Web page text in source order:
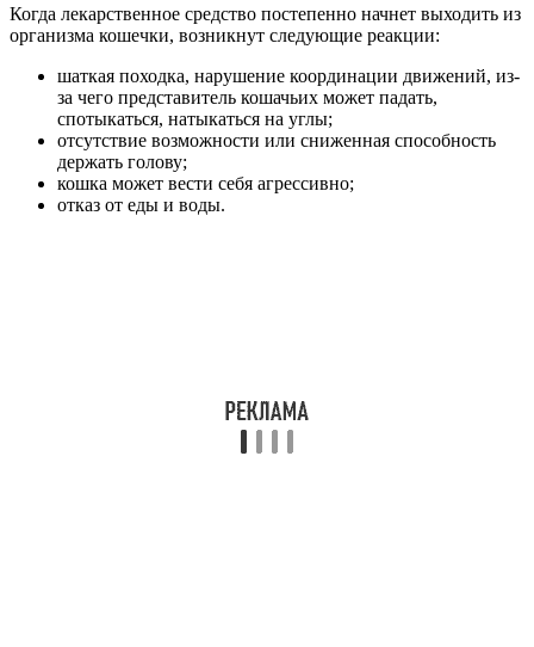
Когда лекарственное средство постепенно начнет выходить из
организма кошечки, возникнут следующие реакции:
шаткая походка, нарушение координации движений, из-
за чего представитель кошачьих может падать,
спотыкаться, натыкаться на углы;
отсутствие возможности или сниженная способность
держать голову;
кошка может вести себя агрессивно;
отказ от еды и воды.